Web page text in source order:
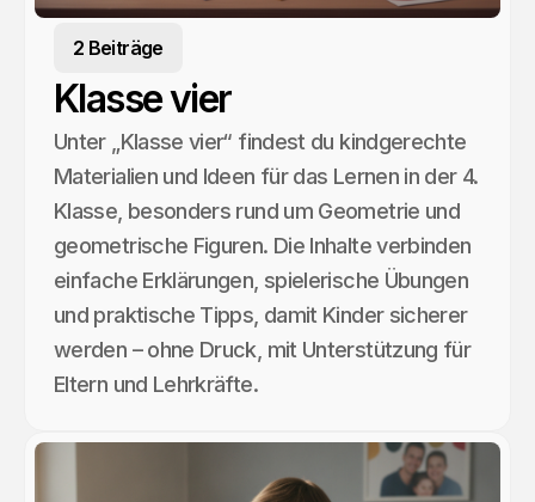
2 Beiträge
Klasse vier
Unter „Klasse vier“ findest du kindgerechte
Materialien und Ideen für das Lernen in der 4.
Klasse, besonders rund um Geometrie und
geometrische Figuren. Die Inhalte verbinden
einfache Erklärungen, spielerische Übungen
und praktische Tipps, damit Kinder sicherer
werden – ohne Druck, mit Unterstützung für
Eltern und Lehrkräfte.